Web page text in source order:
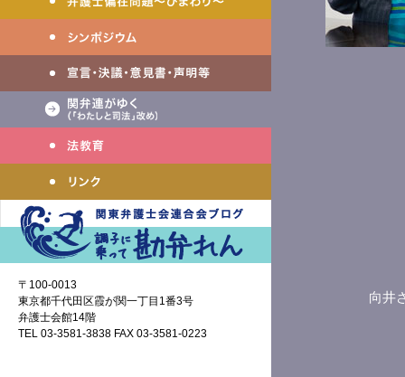
〒100-0013
東京都千代田区霞が関一丁目1番3号
弁護士会館14階
TEL 03-3581-3838 FAX 03-3581-0223
向井